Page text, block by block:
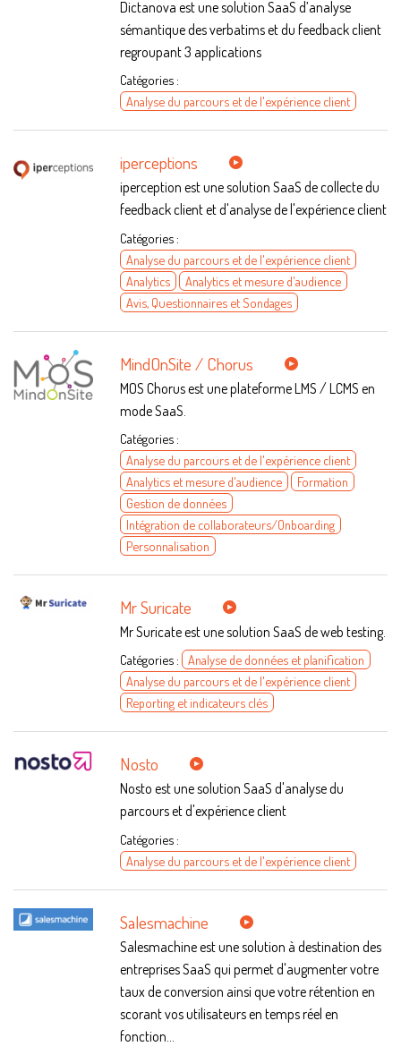
Dictanova est une solution SaaS d’analyse
sémantique des verbatims et du feedback client
regroupant 3 applications
Catégories :
Analyse du parcours et de l'expérience client
iperceptions
iperception est une solution SaaS de collecte du
feedback client et d'analyse de l'expérience client
Catégories :
Analyse du parcours et de l'expérience client
Analytics
Analytics et mesure d'audience
Avis, Questionnaires et Sondages
MindOnSite / Chorus
MOS Chorus est une plateforme LMS / LCMS en
mode SaaS.
Catégories :
Analyse du parcours et de l'expérience client
Analytics et mesure d'audience
Formation
Gestion de données
Intégration de collaborateurs/Onboarding
Personnalisation
Mr Suricate
Mr Suricate est une solution SaaS de web testing.
Catégories :
Analyse de données et planification
Analyse du parcours et de l'expérience client
Reporting et indicateurs clés
Nosto
Nosto est une solution SaaS d'analyse du
parcours et d'expérience client
Catégories :
Analyse du parcours et de l'expérience client
Salesmachine
Salesmachine est une solution à destination des
entreprises SaaS qui permet d'augmenter votre
taux de conversion ainsi que votre rétention en
scorant vos utilisateurs en temps réel en
fonction...